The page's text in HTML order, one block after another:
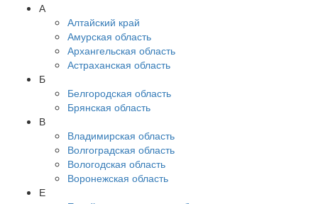
А
Алтайский край
Амурская область
Архангельская область
Астраханская область
Б
Белгородская область
Брянская область
В
Владимирская область
Волгоградская область
Вологодская область
Воронежская область
Е